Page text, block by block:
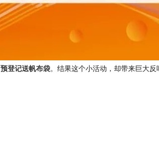
预登记送帆布袋。结果这个小活动，却带来巨大反